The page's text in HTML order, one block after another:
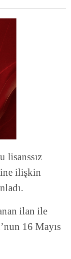
lisanssız
ilişkin
ilan ile
16 Mayıs